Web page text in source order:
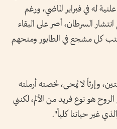
له في فبراير الماضي، ورغم
السرطان، أصر على البقاء
كل مشجع في الطابور ومنحهم
وإرثاً لا يُمحى، لخصته أرملته
هو نوع فريد من الألم، لكنني
غير حياتنا كلياً".